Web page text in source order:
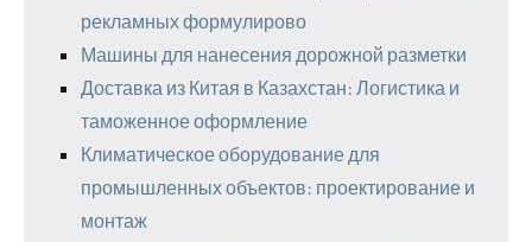
рекламных формулирово
Машины для нанесения дорожной разметки
Доставка из Китая в Казахстан: Логистика и
таможенное оформление
Климатическое оборудование для
промышленных объектов: проектирование и
монтаж